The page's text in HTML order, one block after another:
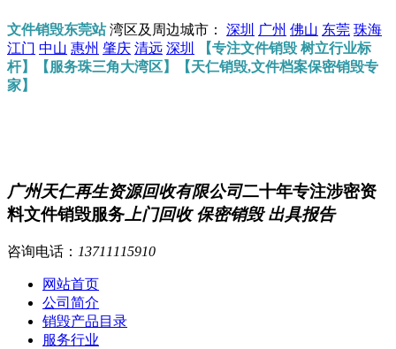
文件销毁东莞站湾区及周边城市： 深圳 广州 佛山 东莞 珠海
江门 中山 惠州 肇庆 清远 深圳
【专注文件销毁 树立行业标
杆】【服务珠三角大湾区】【天仁销毁,文件档案保密销毁专
家】
广州天仁再生资源回收有限公司二十年专注涉密资
料文件销毁服务 上门回收 保密销毁 出具报告
咨询电话： 13711115910
网站首页
公司简介
销毁产品目录
服务行业